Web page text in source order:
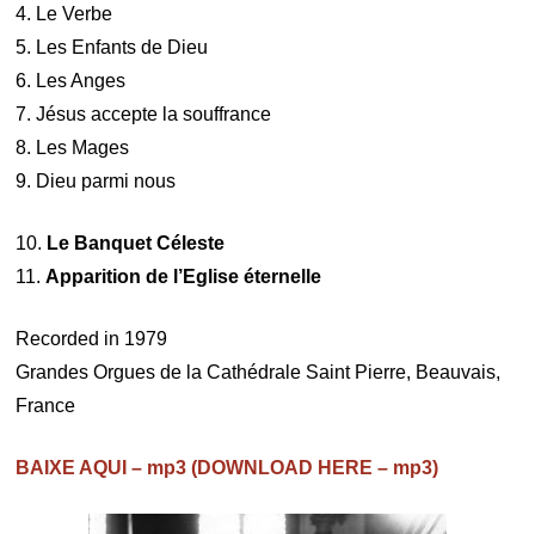
4. Le Verbe
5. Les Enfants de Dieu
6. Les Anges
7. Jésus accepte la souffrance
8. Les Mages
9. Dieu parmi nous
10. Le Banquet Céleste
11.Apparition de l’Eglise éternelle
Recorded in 1979
Grandes Orgues de la Cathédrale Saint Pierre, Beauvais,
France
BAIXE AQUI – mp3 (DOWNLOAD HERE – mp3)